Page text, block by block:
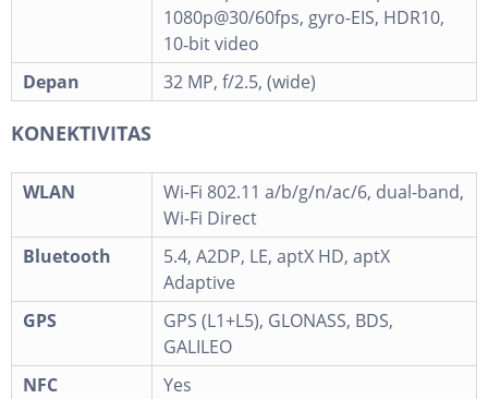
1080p@30/60fps, gyro-EIS, HDR10,
10‑bit video
Depan
32 MP, f/2.5, (wide)
KONEKTIVITAS
WLAN
Wi-Fi 802.11 a/b/g/n/ac/6, dual-band,
Wi-Fi Direct
Bluetooth
5.4, A2DP, LE, aptX HD, aptX
Adaptive
GPS
GPS (L1+L5), GLONASS, BDS,
GALILEO
NFC
Yes